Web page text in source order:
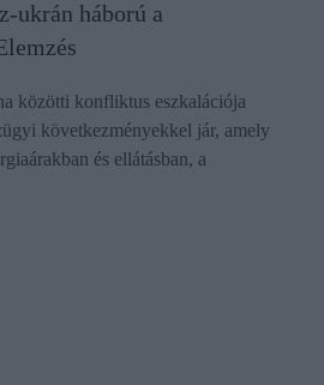
ukrán háború a
közötti konfliktus eszkalációja
következményekkel jár, amely
és ellátásban, a